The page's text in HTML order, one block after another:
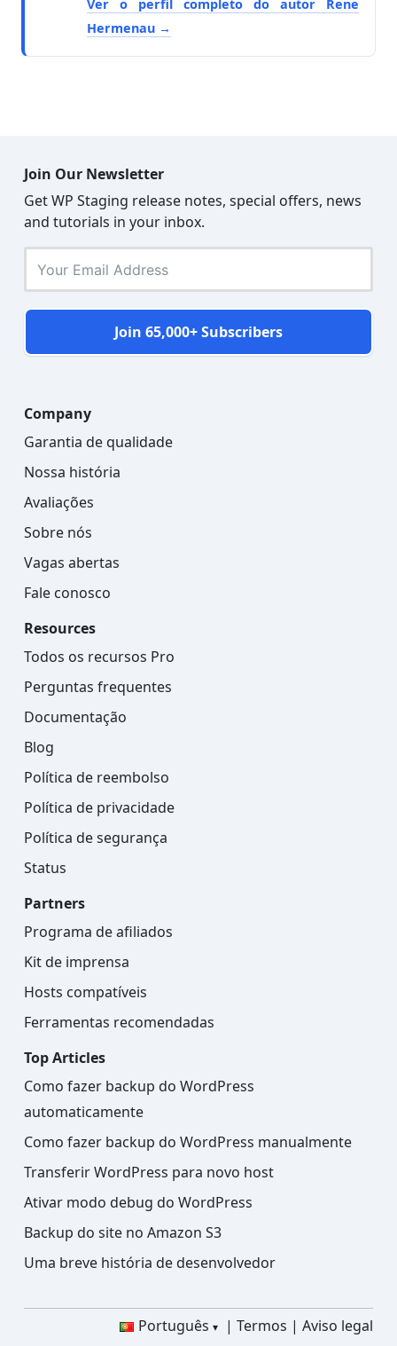
Ver o perfil completo do autor Rene
Hermenau
Join Our Newsletter
Get WP Staging release notes, special offers, news
and tutorials in your inbox.
Join 65,000+ Subscribers
Company
Garantia de qualidade
Nossa história
Avaliações
Sobre nós
Vagas abertas
Fale conosco
Resources
Todos os recursos Pro
Perguntas frequentes
Documentação
Blog
Política de reembolso
Política de privacidade
Política de segurança
Status
Partners
Programa de afiliados
Kit de imprensa
Hosts compatíveis
Ferramentas recomendadas
Top Articles
Como fazer backup do WordPress
automaticamente
Como fazer backup do WordPress manualmente
Transferir WordPress para novo host
Ativar modo debug do WordPress
Backup do site no Amazon S3
Uma breve história de desenvolvedor
Português Termos Aviso legal